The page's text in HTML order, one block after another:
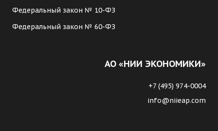
Федеральный закон № 10-ФЗ
Федеральный закон № 60-ФЗ
АО «НИИ ЭКОНОМИКИ»
+7 (495) 974-0004
info@niieap.com